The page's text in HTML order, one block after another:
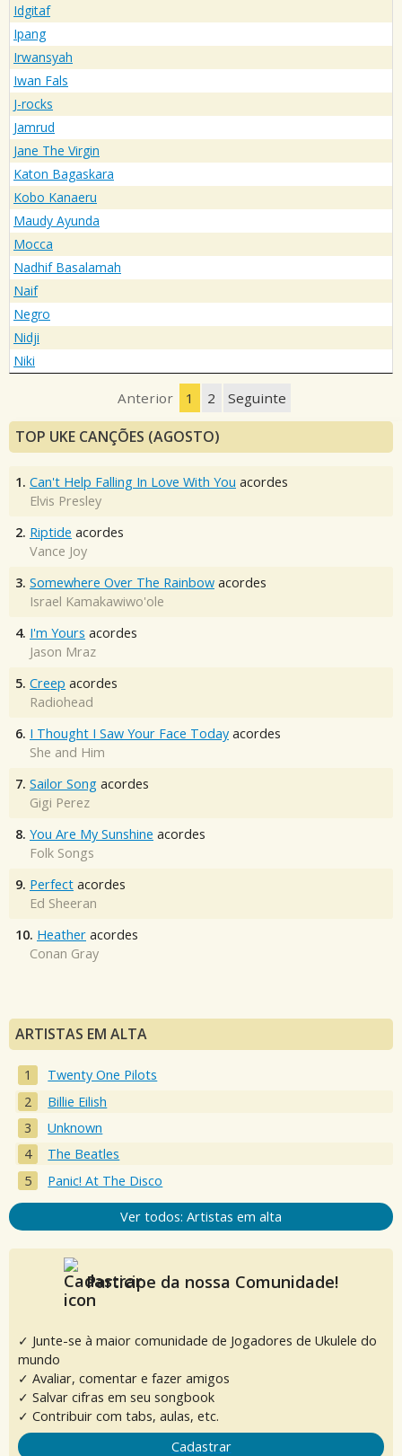
Idgitaf
Ipang
Irwansyah
Iwan Fals
J-rocks
Jamrud
Jane The Virgin
Katon Bagaskara
Kobo Kanaeru
Maudy Ayunda
Mocca
Nadhif Basalamah
Naif
Negro
Nidji
Niki
Anterior 1 2 Seguinte
TOP UKE CANÇÕES (AGOSTO)
1. Can't Help Falling In Love With You acordes
Elvis Presley
2. Riptide acordes
Vance Joy
3. Somewhere Over The Rainbow acordes
Israel Kamakawiwo'ole
4. I'm Yours acordes
Jason Mraz
5. Creep acordes
Radiohead
6. I Thought I Saw Your Face Today acordes
She and Him
7. Sailor Song acordes
Gigi Perez
8. You Are My Sunshine acordes
Folk Songs
9. Perfect acordes
Ed Sheeran
10. Heather acordes
Conan Gray
ARTISTAS EM ALTA
Twenty One Pilots
Billie Eilish
Unknown
The Beatles
Panic! At The Disco
Ver todos: Artistas em alta
Participe da nossa Comunidade!
✓ Junte-se à maior comunidade de Jogadores de Ukulele do
mundo
✓ Avaliar, comentar e fazer amigos
✓ Salvar cifras em seu songbook
✓ Contribuir com tabs, aulas, etc.
Cadastrar